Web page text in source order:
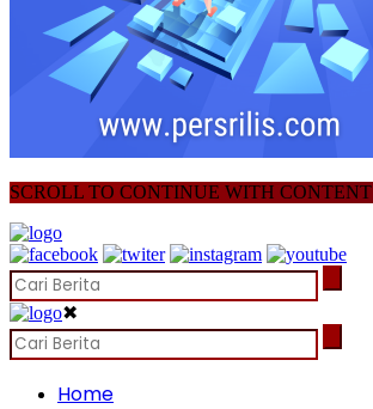
SCROLL TO CONTINUE WITH CONTENT
✖
Home